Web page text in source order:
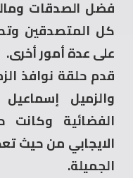
فضل الصدقات
كل المتصدقين
على عدة أمور أخرى.
قدم حلقة نوافذ
والزميل
الفضائية وكانت
الايجابي من حيث
الجميلة.